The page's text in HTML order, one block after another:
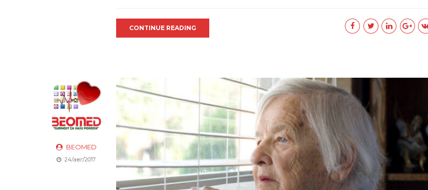
CONTINUE READING
BEOMED
24/авг/2017